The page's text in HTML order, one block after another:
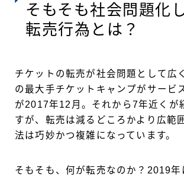
そもそも社会問題化
転売行為とは？
チケットの転売が社会問題として広
の最大手チケットキャンプがサービ
が2017年12月。それから7年近くが
すが、転売は減るどころかより広範
法は巧妙かつ複雑になっています。
そもそも、何が転売なのか？2019年